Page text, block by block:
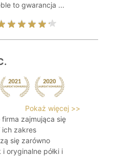
to gwarancja ...
Pokaż więcej >>
zajmująca się
ich zakres
się zarówno
oryginalne półki i